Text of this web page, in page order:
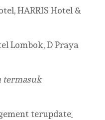
HARRIS Hotel &
Lombok, D Praya
termasuk
terupdate